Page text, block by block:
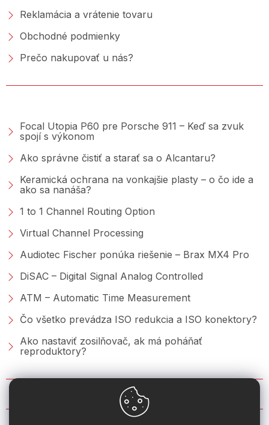
Reklamácia a vrátenie tovaru
Obchodné podmienky
Prečo nakupovať u nás?
Focal Utopia P60 pre Porsche 911 – Keď sa zvuk
spojí s výkonom
Ako správne čistiť a starať sa o Alcantaru?
Keramická ochrana na vonkajšie plasty – o čo ide a
ako sa nanáša?
1 to 1 Channel Routing Option
Virtual Channel Processing
Audiotec Fischer ponúka riešenie – Brax MX4 Pro
DiSAC – Digital Signal Analog Controlled
ATM – Automatic Time Measurement
Čo všetko prevádza ISO redukcia a ISO konektory?
Ako nastaviť zosilňovač, ak má poháňať
reproduktory?
KONTAKT